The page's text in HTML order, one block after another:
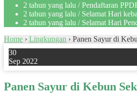
2 tahun yang lalu / Pendaftaran
2 tahun yang lalu / Selamat Hari
2 tahun yang lalu / Selamat Hari
Home › Lingkungan › Panen Sayur di
30
Sep 2022
Panen Sayur di Kebun